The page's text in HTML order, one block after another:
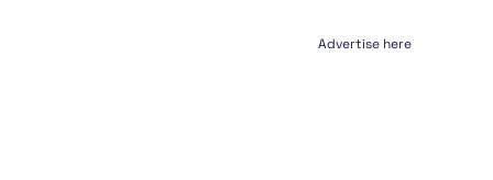
Advertise here